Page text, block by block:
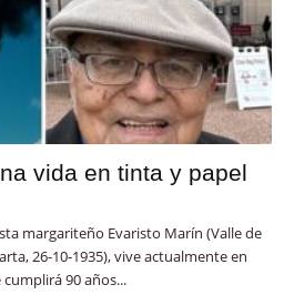
vida en tinta y papel
margariteño Evaristo Marín (Valle de
26-10-1935), vive actualmente en
90 años...